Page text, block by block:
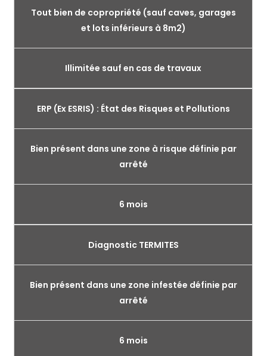
Tout bien de copropriété (sauf caves, garages
et lots inférieurs à 8m2)
Illimitée sauf en cas de travaux
ERP (Ex ESRIS) : État des Risques et Pollutions
Bien présent dans une zone à risque définie par
arrêté
6 mois
Diagnostic TERMITES
Bien présent dans une zone infestée définie par
arrêté
6 mois